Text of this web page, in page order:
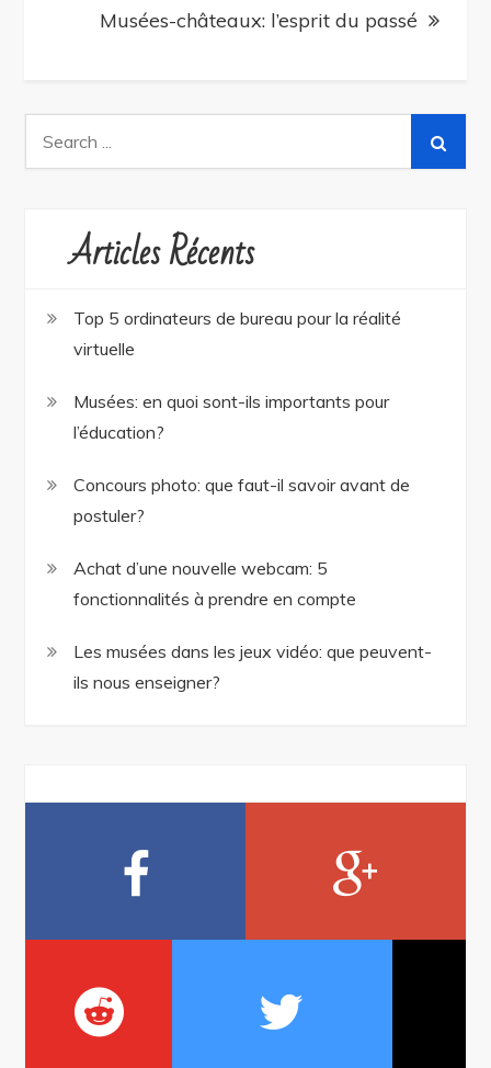
Musées-châteaux: l’esprit du passé
Articles Récents
Top 5 ordinateurs de bureau pour la réalité
virtuelle
Musées: en quoi sont-ils importants pour
l’éducation?
Concours photo: que faut-il savoir avant de
postuler?
Achat d’une nouvelle webcam: 5
fonctionnalités à prendre en compte
Les musées dans les jeux vidéo: que peuvent-
ils nous enseigner?